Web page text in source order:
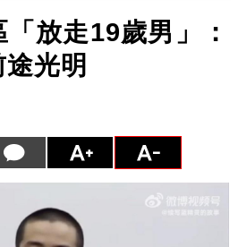
放走19歲男」：
光明